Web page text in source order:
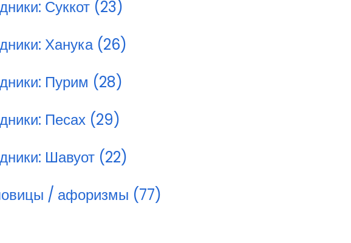
Суккот (23)
Ханука (26)
Пурим (28)
Песах (29)
Шавуот (22)
/ афоризмы (77)